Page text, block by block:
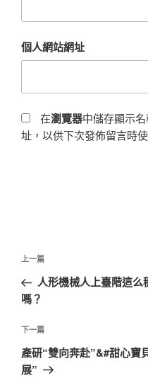
個人網站網址
在瀏覽器中儲存顯示
址，以供下次發佈留言時使
文
導
覽
上
一
篇
章
上一篇
人形機械人上臺階這么
嗎？
下
一
篇
下一篇
產研“雙向奔赴”&#甜心寶
展”